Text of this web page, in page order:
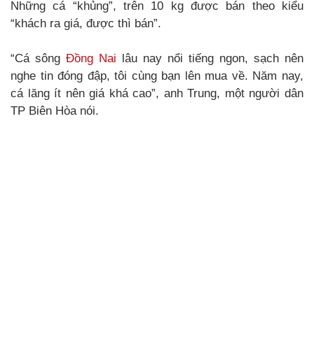
Những cá “khủng”, trên 10 kg được bán theo kiểu
“khách ra giá, được thì bán”.
“Cá sông Đồng Nai lâu nay nổi tiếng ngon, sạch nên
nghe tin đóng đập, tôi cùng bạn lên mua về. Năm nay,
cá lăng ít nên giá khá cao”, anh Trung, một người dân
TP Biên Hòa nói.